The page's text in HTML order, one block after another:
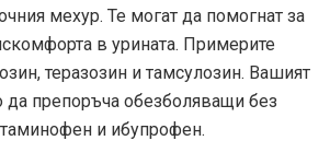
мехур. Те могат да помогнат за
в урината. Примерите
теразозин и тамсулозин. Вашият
препоръча обезболяващи без
и ибупрофен.